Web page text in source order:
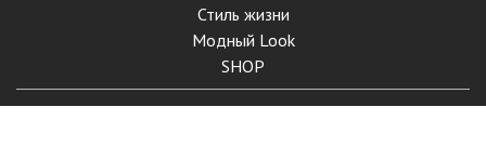
Стиль жизни
Модный Look
SHOP